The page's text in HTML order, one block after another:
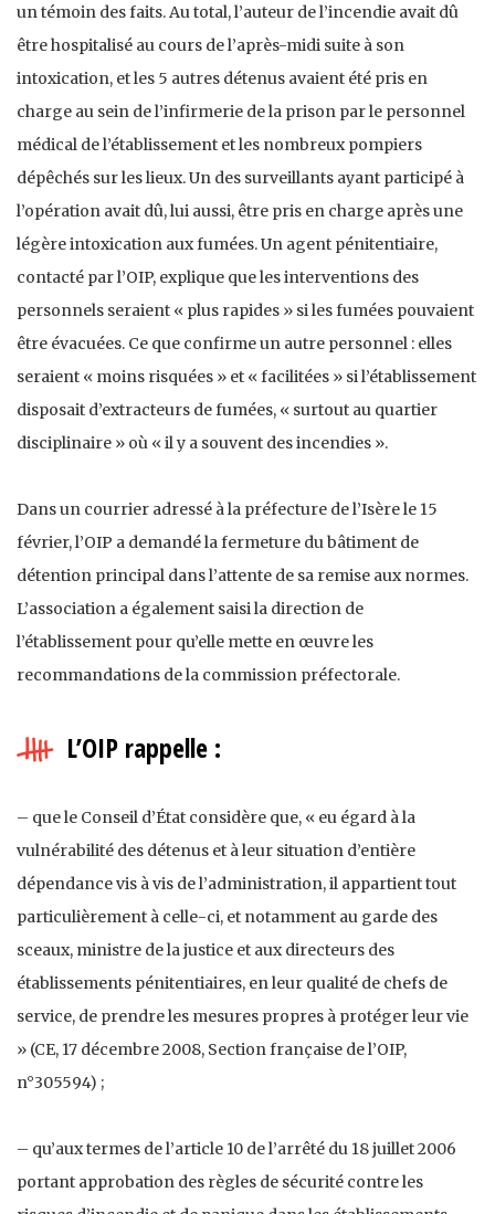
un témoin des faits. Au total, l’auteur de l’incendie avait dû
être hospitalisé au cours de l’après-midi suite à son
intoxication, et les 5 autres détenus avaient été pris en
charge au sein de l’infirmerie de la prison par le personnel
médical de l’établissement et les nombreux pompiers
dépêchés sur les lieux. Un des surveillants ayant participé à
l’opération avait dû, lui aussi, être pris en charge après une
légère intoxication aux fumées. Un agent pénitentiaire,
contacté par l’OIP, explique que les interventions des
personnels seraient « plus rapides » si les fumées pouvaient
être évacuées. Ce que confirme un autre personnel : elles
seraient « moins risquées » et « facilitées » si l’établissement
disposait d’extracteurs de fumées, « surtout au quartier
disciplinaire » où « il y a souvent des incendies ».
Dans un courrier adressé à la préfecture de l’Isère le 15
février, l’OIP a demandé la fermeture du bâtiment de
détention principal dans l’attente de sa remise aux normes.
L’association a également saisi la direction de
l’établissement pour qu’elle mette en œuvre les
recommandations de la commission préfectorale.
L’OIP rappelle :
– que le Conseil d’État considère que, « eu égard à la
vulnérabilité des détenus et à leur situation d’entière
dépendance vis à vis de l’administration, il appartient tout
particulièrement à celle-ci, et notamment au garde des
sceaux, ministre de la justice et aux directeurs des
établissements pénitentiaires, en leur qualité de chefs de
service, de prendre les mesures propres à protéger leur vie
» (CE, 17 décembre 2008, Section française de l’OIP,
n°305594) ;
– qu’aux termes de l’article 10 de l’arrêté du 18 juillet 2006
portant approbation des règles de sécurité contre les